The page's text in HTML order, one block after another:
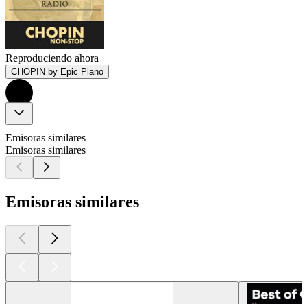
Reproduciendo ahora
CHOPIN by Epic Piano
Emisoras similares
Emisoras similares
Emisoras similares